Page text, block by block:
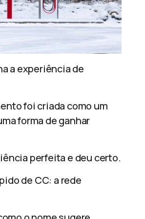
a experiência de
foi criada como um
forma de ganhar
perfeita e deu certo.
de CC: a rede